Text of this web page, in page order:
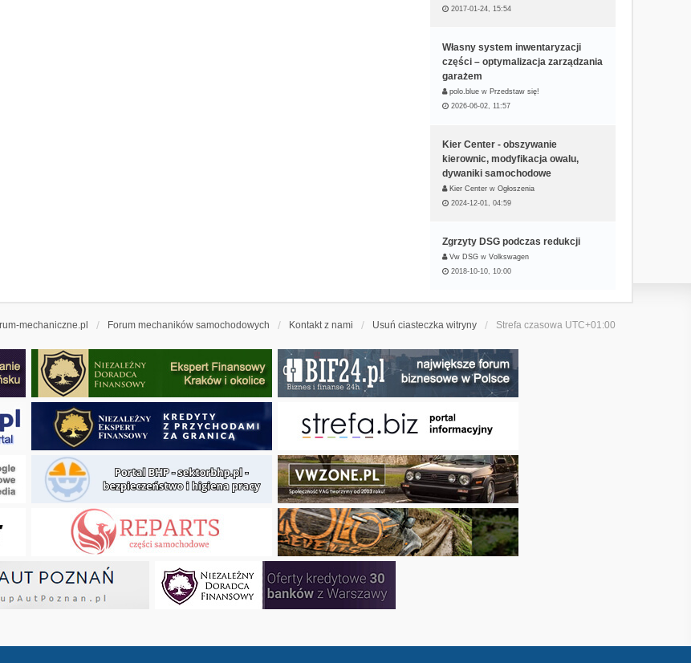
2017-01-24, 15:54
Własny system inwentaryzacji
części – optymalizacja zarządzania
garażem
polo.blue w Przedstaw się!
2026-06-02, 11:57
Kier Center - obszywanie
kierownic, modyfikacja owalu,
dywaniki samochodowe
Kier Center w Ogłoszenia
2024-12-01, 04:59
Zgrzyty DSG podczas redukcji
Vw DSG w Volkswagen
2018-10-10, 10:00
mechaniczne.pl Forum mechaników samochodowych Kontakt z nami Usuń ciasteczka witryny Strefa czasowa UTC+01:00